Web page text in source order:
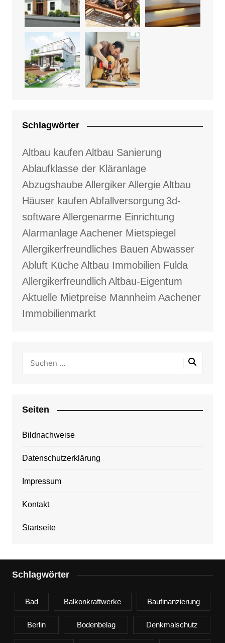
Schlagwörter
Altbau kaufen Altbau Sanierung
Ablaufklasse der Kläranlage
AbzugshaubeAllergikerAllergieAltbau
Häuser kaufen Abfallversorgung 3d-
softwareAllergenarme Einrichtung
AlarmanlageAachener Mietspiegel
Allergikerfreundliches Bauen Abwasser
Abluft KücheAltbau Immobilien Fulda
Allergikerfreundlich Altbau-Eigentum
Aktuelle Mietpreise Mannheim Aachener
Immobilienmarkt
Seiten
Bildnachweise
Datenschutzerklärung
Impressum
Kontakt
Startseite
Schlagwörter
Bad Balkonkraftwerke Baufinanzierung
Berlin Bodenbelag Denkmalschutz